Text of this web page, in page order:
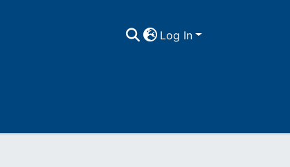
Log In